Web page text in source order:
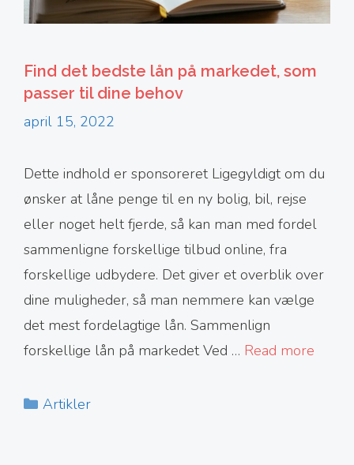
Find det bedste lån på markedet, som
passer til dine behov
april 15, 2022
Dette indhold er sponsoreret Ligegyldigt om du
ønsker at låne penge til en ny bolig, bil, rejse
eller noget helt fjerde, så kan man med fordel
sammenligne forskellige tilbud online, fra
forskellige udbydere. Det giver et overblik over
dine muligheder, så man nemmere kan vælge
det mest fordelagtige lån. Sammenlign
forskellige lån på markedet Ved … Read more
Kategorier
Artikler